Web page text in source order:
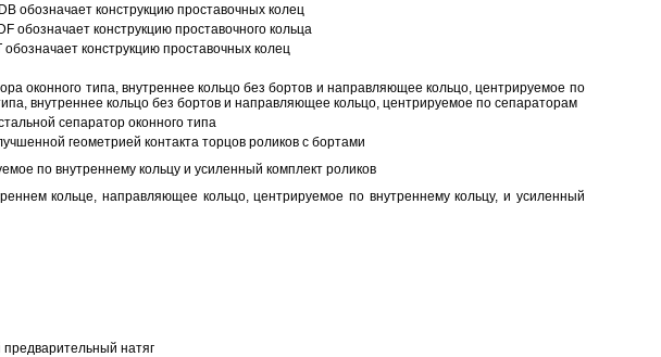
обозначает конструкцию проставочных колец
конструкцию проставочного кольца
конструкцию проставочных колец
оконного типа, внутреннее кольцо без бортов и направляющее кольцо, центрируемое по
внутреннее кольцо без бортов и направляющее кольцо, центрируемое по сепараторам
сепаратор оконного типа
геометрией контакта торцов роликов с бортами
по внутреннему кольцу и усиленный комплект роликов
кольце, направляющее кольцо, центрируемое по внутреннему кольцу, и усиленный
натяг